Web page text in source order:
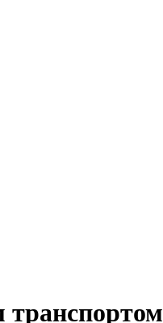
транспортом